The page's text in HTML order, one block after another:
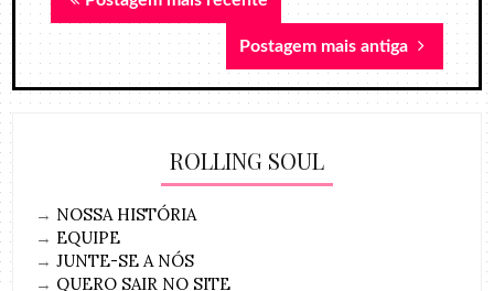
Postagem mais antiga
ROLLING SOUL
→ NOSSA HISTÓRIA
→ EQUIPE
→JUNTE-SE A NÓS
→ QUERO SAIR NO SITE